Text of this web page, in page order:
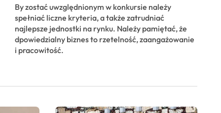
By zostać uwzględnionym w konkursie należy
spełniać liczne kryteria, a także zatrudniać
najlepsze jednostki na rynku. Należy pamiętać, że
dpowiedzialny biznes to rzetelność, zaangażowanie
i pracowitość.